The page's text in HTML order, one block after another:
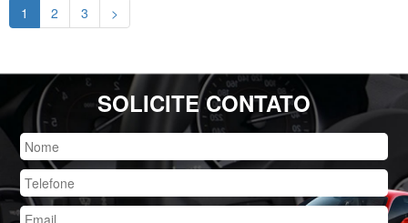
1 2 3 >
SOLICITE CONTATO